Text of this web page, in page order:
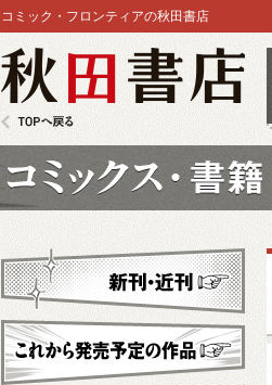
コミック・フロンティアの秋田書店
新刊・近刊